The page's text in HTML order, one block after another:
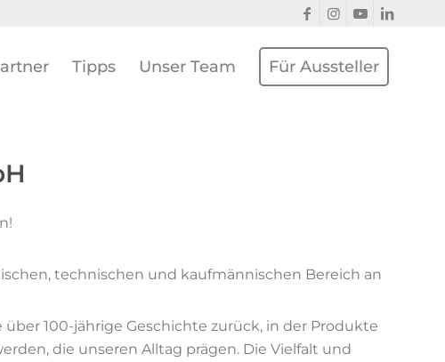
Tipps Unser Team Für Aussteller
technischen und kaufmännischen Bereich an
100-jährige Geschichte zurück, in der Produkte
die unseren Alltag prägen. Die Vielfalt und